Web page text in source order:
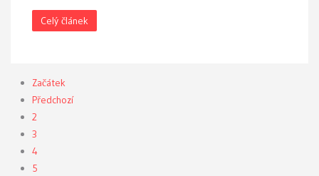
Celý článek
Začátek
Předchozí
2
3
4
5